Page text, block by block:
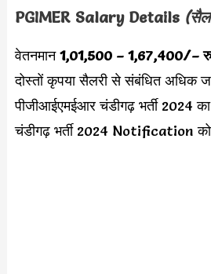
PGIMER Salary Details
वेतनमान1,01,500 – 1,67,400/–
दोस्तों कृपया सैलरी से संबंधित अधिक
पीजीआईएमईआर चंडीगढ़ भर्ती 2024
चंडीगढ़ भर्ती 2024 Notification